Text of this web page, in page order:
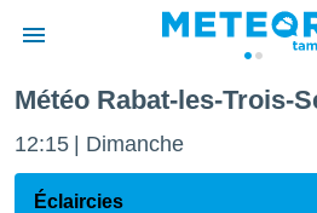
de
Météo Rabat-les-Trois-
12:15 Dimanche
Éclaircies